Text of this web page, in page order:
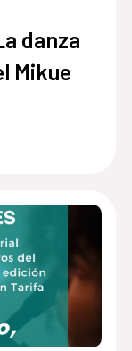
danza
Mikue